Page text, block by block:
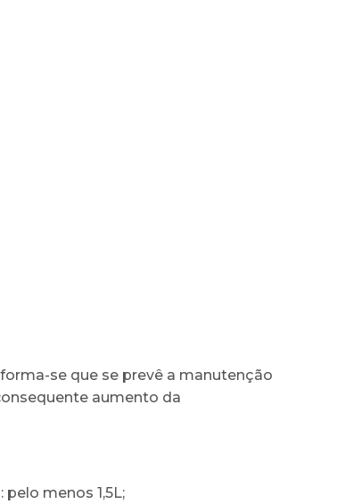
se que se prevê a manutenção
aumento da
menos 1,5L;